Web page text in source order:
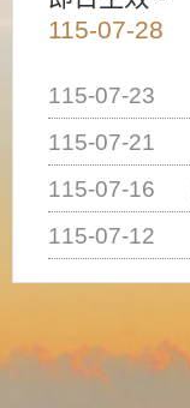
115-07-28
115-07-23
115-07-21
115-07-16
115-07-12